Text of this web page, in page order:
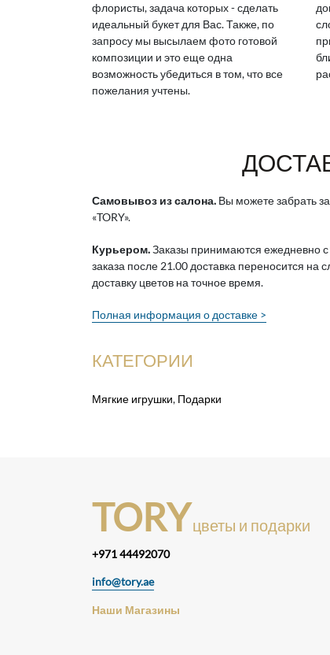
флористы, задача которых - сделать
идеальный букет для Вас. Также, по
запросу мы высылаем фото готовой
композиции и это еще одна
возможность убедиться в том, что все
пожелания учтены.
Самовывоз из салона. Вы можете забрать
«TORY».
Курьером.Заказы принимаются ежедневно
заказа после 21.00 доставка переносится
доставку цветов на точное время.
Полная информация о доставке >
КАТЕГОРИИ
Мягкие игрушки, Подарки
TORYцветы и подарки
+971 44492070
info@tory.ae
Наши Магазины